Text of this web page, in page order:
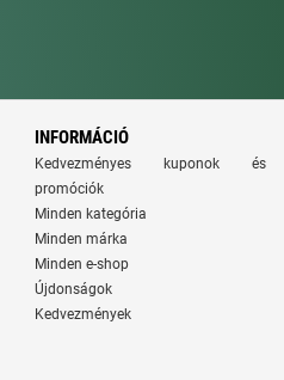
INFORMÁCIÓ
Kedvezményes kuponok és
promóciók
Minden kategória
Minden márka
Minden e-shop
Újdonságok
Kedvezmények